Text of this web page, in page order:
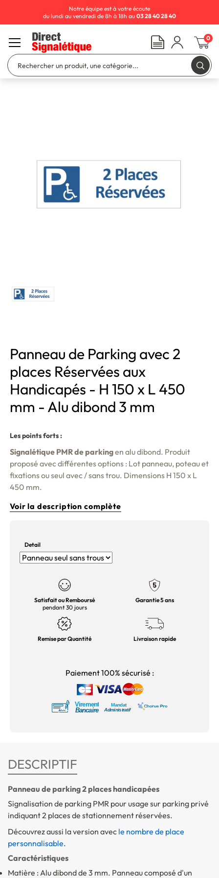
Panneau de Parking avec 2
places Réservées aux
Handicapés - H 150 x L 450
mm - Alu dibond 3 mm
Les points forts :
Signalétique PMR de parkingen alu dibond. Produit
proposé avec différentes options : Lot panneau, poteau et
fixations ou seul avec / sans trou. Dimensions H 150 x L
450 mm.
Voir la description complète
Detail
Satisfait ou Remboursé
pendant 30 jours
Garantie 5 ans
Remise par Quantité Livraison rapide
Paiement 100% sécurisé :
DESCRIPTIF
Panneau de parking 2 places handicapées
Signalisation de parking PMR pour usage sur parking privé
indiquant 2 places de stationnement réservées.
Découvrez aussi la version avec le nombre de place
personnalisable.
Caractéristiques
Matière : Alu dibond de 3 mm. Panneau composé d'un
Notre équipe est à votre écoute
du lundi au vendredi de 8h à 18h au 03 28 40 28 40
0